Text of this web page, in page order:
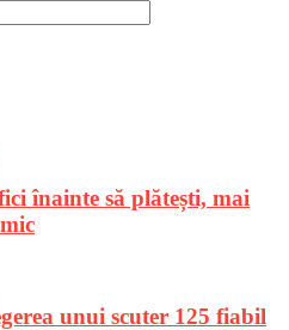
înainte să plătești, mai
unui scuter 125 fiabil